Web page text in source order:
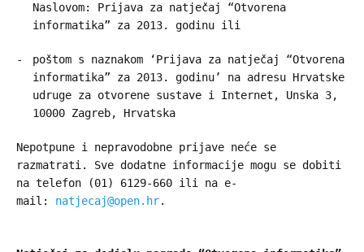
Naslovom: Prijava za natječaj “Otvorena
informatika” za 2013. godinu ili
poštom s naznakom ‘Prijava za natječaj “Otvorena
informatika” za 2013. godinu’ na adresu Hrvatske
udruge za otvorene sustave i Internet, Unska 3,
10000 Zagreb, Hrvatska
Nepotpune i nepravodobne prijave neće se
razmatrati. Sve dodatne informacije mogu se dobiti
na telefon (01) 6129-660 ili na e-
mail: natjecaj@open.hr.